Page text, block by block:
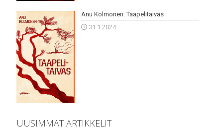
Anu Kolmonen: Taapelitaivas
31.1.2024
UUSIMMAT ARTIKKELIT